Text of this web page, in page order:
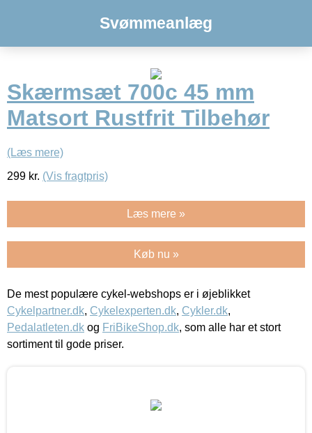
Svømmeanlæg
Skærmsæt 700c 45 mm
Matsort Rustfrit Tilbehør
(Læs mere)
299 kr. (Vis fragtpris)
Læs mere »
Køb nu »
De mest populære cykel-webshops er i øjeblikket
Cykelpartner.dk, Cykelexperten.dk, Cykler.dk,
Pedalatleten.dk og FriBikeShop.dk, som alle har et stort
sortiment til gode priser.